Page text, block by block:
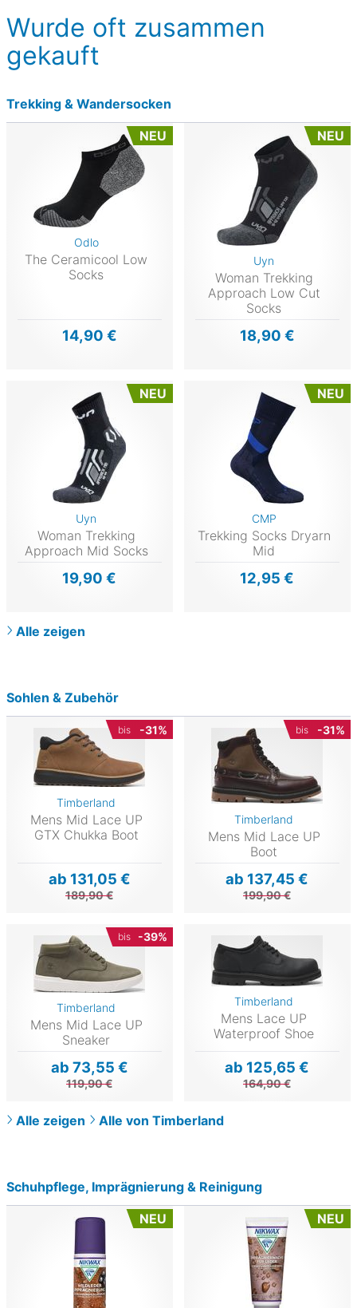
Wurde oft zusammen
gekauft
Trekking & Wandersocken
NEU
Odlo
The Ceramicool Low
Socks
14,90 €
NEU
Uyn
Woman Trekking
Approach Low Cut
Socks
18,90 €
NEU
Uyn
Woman Trekking
Approach Mid Socks
19,90 €
NEU
CMP
Trekking Socks Dryarn
Mid
12,95 €
Alle zeigen
Sohlen & Zubehör
bis -31%
Timberland
Mens Mid Lace UP
GTX Chukka Boot
ab 131,05 €
189,90 €
bis -31%
Timberland
Mens Mid Lace UP
Boot
ab 137,45 €
199,90 €
bis -39%
Timberland
Mens Mid Lace UP
Sneaker
ab 73,55 €
119,90 €
Timberland
Mens Lace UP
Waterproof Shoe
ab 125,65 €
164,90 €
Alle zeigen Alle von Timberland
Schuhpflege, Imprägnierung & Reinigung
NEU
NEU